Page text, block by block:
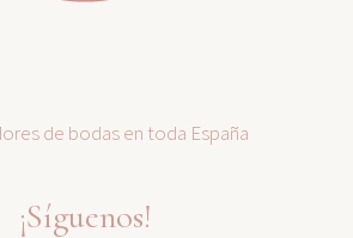
de bodas en toda España
¡Síguenos!